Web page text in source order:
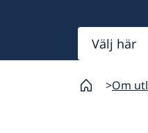
Välj
här
Om